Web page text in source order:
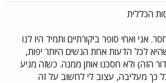
הכללית
אני ואחי סופר ביקורתיים ותמיד היו לנו
לכל הדעות אחת הנשים היותר יפות,
הזה) ולא חסכנו אותן ממנה. כשזה מגיע
כל כך מעליבה, עצוב לי לחשוב על זה